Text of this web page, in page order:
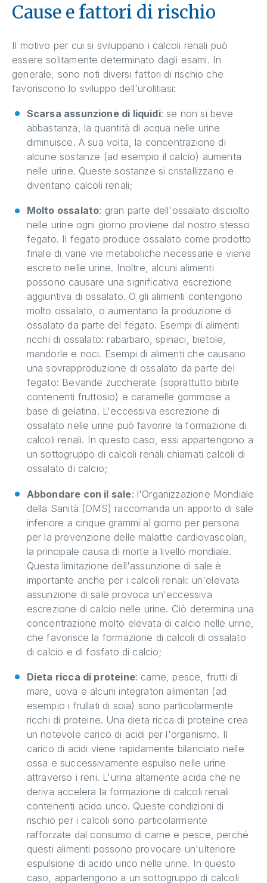
Cause e fattori di rischio
Il motivo per cui si sviluppano i calcoli renali può
essere solitamente determinato dagli esami. In
generale, sono noti diversi fattori di rischio che
favoriscono lo sviluppo dell'urolitiasi:
Scarsa assunzione di liquidi: se non si beve
abbastanza, la quantità di acqua nelle urine
diminuisce. A sua volta, la concentrazione di
alcune sostanze (ad esempio il calcio) aumenta
nelle urine. Queste sostanze si cristallizzano e
diventano calcoli renali;
Molto ossalato: gran parte dell'ossalato disciolto
nelle urine ogni giorno proviene dal nostro stesso
fegato. Il fegato produce ossalato come prodotto
finale di varie vie metaboliche necessarie e viene
escreto nelle urine. Inoltre, alcuni alimenti
possono causare una significativa escrezione
aggiuntiva di ossalato. O gli alimenti contengono
molto ossalato, o aumentano la produzione di
ossalato da parte del fegato. Esempi di alimenti
ricchi di ossalato: rabarbaro, spinaci, bietole,
mandorle e noci. Esempi di alimenti che causano
una sovrapproduzione di ossalato da parte del
fegato: Bevande zuccherate (soprattutto bibite
contenenti fruttosio) e caramelle gommose a
base di gelatina. L'eccessiva escrezione di
ossalato nelle urine può favorire la formazione di
calcoli renali. In questo caso, essi appartengono a
un sottogruppo di calcoli renali chiamati calcoli di
ossalato di calcio;
Abbondare con il sale: l'Organizzazione Mondiale
della Sanità (OMS) raccomanda un apporto di sale
inferiore a cinque grammi al giorno per persona
per la prevenzione delle malattie cardiovascolari,
la principale causa di morte a livello mondiale.
Questa limitazione dell'assunzione di sale è
importante anche per i calcoli renali: un'elevata
assunzione di sale provoca un'eccessiva
escrezione di calcio nelle urine. Ciò determina una
concentrazione molto elevata di calcio nelle urine,
che favorisce la formazione di calcoli di ossalato
di calcio e di fosfato di calcio;
Dieta ricca di proteine: carne, pesce, frutti di
mare, uova e alcuni integratori alimentari (ad
esempio i frullati di soia) sono particolarmente
ricchi di proteine. Una dieta ricca di proteine crea
un notevole carico di acidi per l'organismo. Il
carico di acidi viene rapidamente bilanciato nelle
ossa e successivamente espulso nelle urine
attraverso i reni. L'urina altamente acida che ne
deriva accelera la formazione di calcoli renali
contenenti acido urico. Queste condizioni di
rischio per i calcoli sono particolarmente
rafforzate dal consumo di carne e pesce, perché
questi alimenti possono provocare un'ulteriore
espulsione di acido urico nelle urine. In questo
caso, appartengono a un sottogruppo di calcoli